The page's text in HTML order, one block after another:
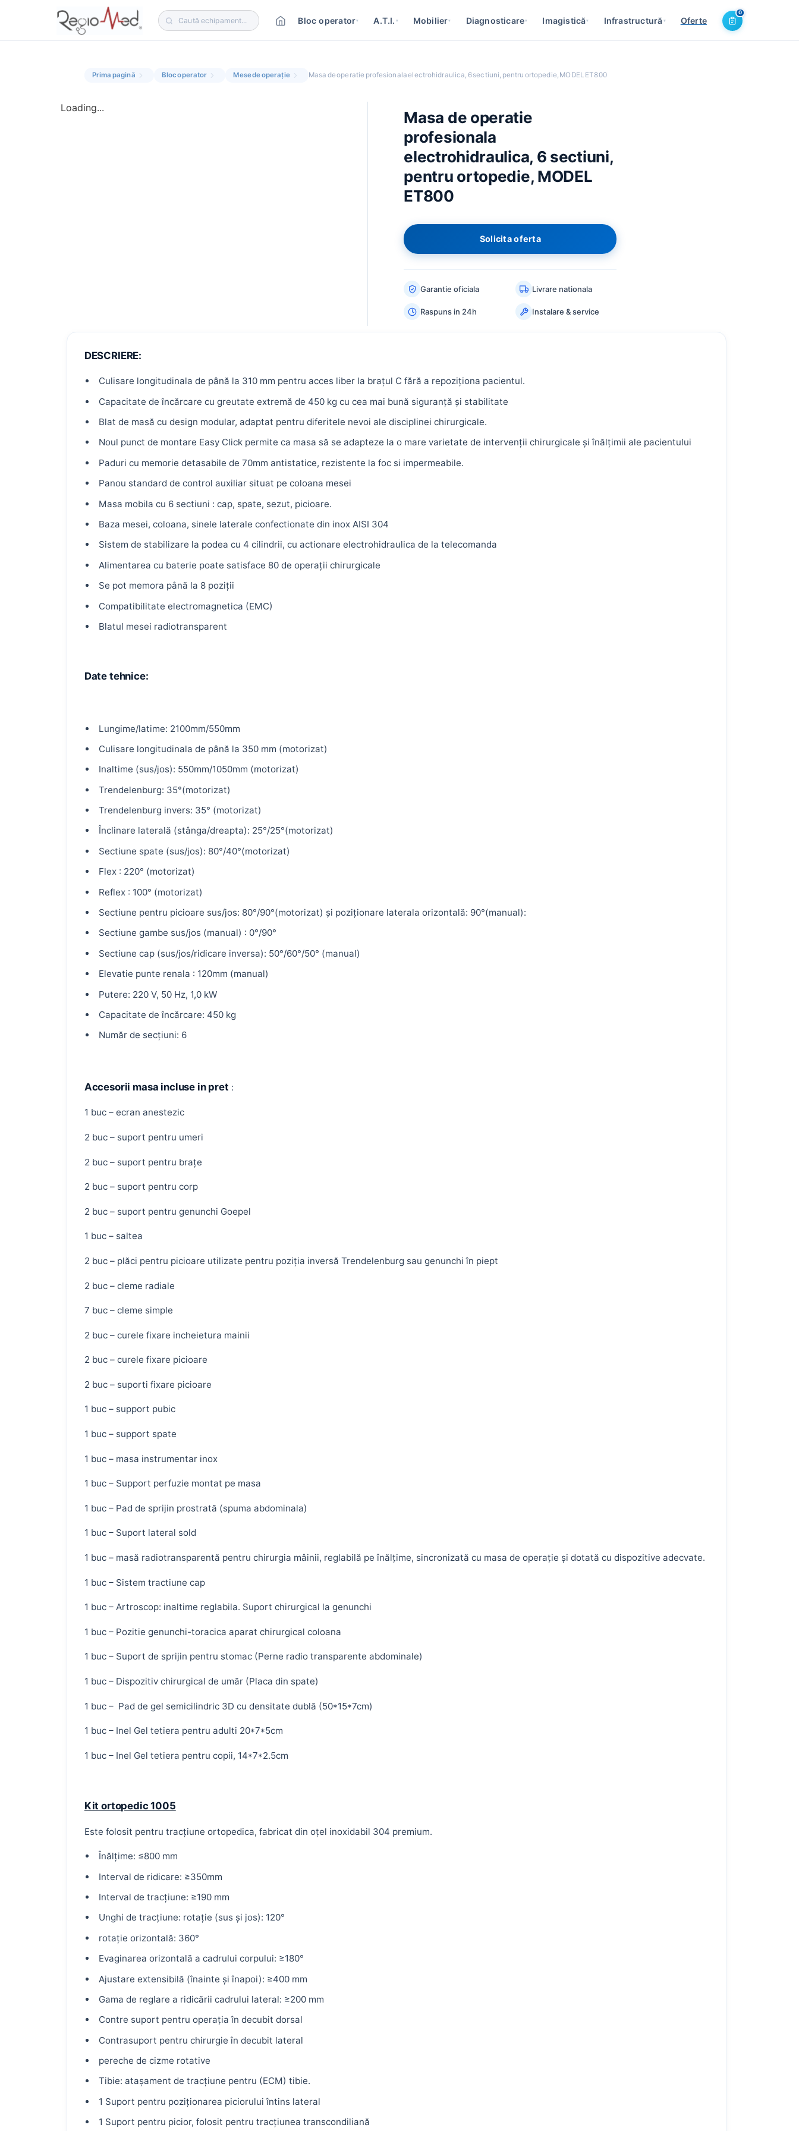
Bloc operator▾ A.T.I. ▾ Mobilier▾ Diagnosticare▾ Imagistică▾ Infrastructură ▾ Oferte
0
Prima pagină Bloc operator Mese de operație Masa de operatie profesionala electrohidraulica, 6 sectiuni, pentru ortopedie, MODEL ET800
Loading...
Masa de operatie
profesionala
electrohidraulica, 6 sectiuni,
pentru ortopedie, MODEL
ET800
Solicita oferta
Garantie oficiala Livrare nationala
Raspuns in 24h Instalare & service
DESCRIERE:
Culisare longitudinala de până la 310 mm pentru acces liber la brațul C fără a repoziționa pacientul.
Capacitate de încărcare cu greutate extremă de 450 kg cu cea mai bună siguranță și stabilitate
Blat de masă cu design modular, adaptat pentru diferitele nevoi ale disciplinei chirurgicale.
Noul punct de montare Easy Click permite ca masa să se adapteze la o mare varietate de intervenții chirurgicale și înălțimii ale pacientului
Paduri cu memorie detasabile de 70mm antistatice, rezistente la foc si impermeabile.
Panou standard de control auxiliar situat pe coloana mesei
Masa mobila cu 6 sectiuni : cap, spate, sezut, picioare.
Baza mesei, coloana, sinele laterale confectionate din inox AISI 304
Sistem de stabilizare la podea cu 4 cilindrii, cu actionare electrohidraulica de la telecomanda
Alimentarea cu baterie poate satisface 80 de operații chirurgicale
Se pot memora până la 8 poziții
Compatibilitate electromagnetica (EMC)
Blatul mesei radiotransparent
Date tehnice:
Lungime/latime: 2100mm/550mm
Culisare longitudinala de până la 350 mm (motorizat)
Inaltime (sus/jos): 550mm/1050mm (motorizat)
Trendelenburg: 35°(motorizat)
Trendelenburg invers: 35° (motorizat)
Înclinare laterală (stânga/dreapta): 25°/25°(motorizat)
Sectiune spate (sus/jos): 80°/40°(motorizat)
Flex : 220° (motorizat)
Reflex : 100° (motorizat)
Sectiune pentru picioare sus/jos: 80°/90°(motorizat) și poziționare laterala orizontală: 90°(manual):
Sectiune gambe sus/jos (manual) : 0°/90°
Sectiune cap (sus/jos/ridicare inversa): 50°/60°/50° (manual)
Elevatie punte renala : 120mm (manual)
Putere: 220 V, 50 Hz, 1,0 kW
Capacitate de încărcare: 450 kg
Număr de secțiuni: 6
Accesorii masa incluse in pret :
1 buc – ecran anestezic
2 buc – suport pentru umeri
2 buc – suport pentru brațe
2 buc – suport pentru corp
2 buc – suport pentru genunchi Goepel
1 buc – saltea
2 buc – plăci pentru picioare utilizate pentru poziția inversă Trendelenburg sau genunchi în piept
2 buc – cleme radiale
7 buc – cleme simple
2 buc – curele fixare incheietura mainii
2 buc – curele fixare picioare
2 buc – suporti fixare picioare
1 buc – support pubic
1 buc – support spate
1 buc – masa instrumentar inox
1 buc – Support perfuzie montat pe masa
1 buc – Pad de sprijin prostrată (spuma abdominala)
1 buc – Suport lateral sold
1 buc – masă radiotransparentă pentru chirurgia mâinii, reglabilă pe înălțime, sincronizată cu masa de operație și dotată cu dispozitive adecvate.
1 buc – Sistem tractiune cap
1 buc – Artroscop: inaltime reglabila. Suport chirurgical la genunchi
1 buc – Pozitie genunchi-toracica aparat chirurgical coloana
1 buc – Suport de sprijin pentru stomac (Perne radio transparente abdominale)
1 buc – Dispozitiv chirurgical de umăr (Placa din spate)
1 buc – Pad de gel semicilindric 3D cu densitate dublă (50*15*7cm)
1 buc – Inel Gel tetiera pentru adulti 20*7*5cm
1 buc – Inel Gel tetiera pentru copii, 14*7*2.5cm
Kit ortopedic 1005
Este folosit pentru tracțiune ortopedica, fabricat din oțel inoxidabil 304 premium.
Înălțime: ≤800 mm
Interval de ridicare: ≥350mm
Interval de tracțiune: ≥190 mm
Unghi de tracțiune: rotație (sus și jos): 120°
rotație orizontală: 360°
Evaginarea orizontală a cadrului corpului: ≥180°
Ajustare extensibilă (înainte și înapoi): ≥400 mm
Gama de reglare a ridicării cadrului lateral: ≥200 mm
Contre suport pentru operația în decubit dorsal
Contrasuport pentru chirurgie în decubit lateral
pereche de cizme rotative
Tibie: atașament de tracțiune pentru (ECM) tibie.
1 Suport pentru poziționarea piciorului întins lateral
1 Suport pentru picior, folosit pentru tracțiunea transcondiliană